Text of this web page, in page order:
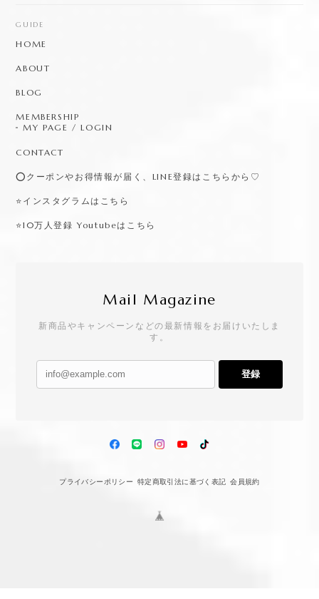
GUIDE
HOME
ABOUT
BLOG
MEMBERSHIP
MY PAGE / LOGIN
CONTACT
⭕️クーポンやお得情報が届く、LINE登録はこちらから♡
⭐️インスタグラムはこちら
⭐️10万人登録 Youtubeはこちら
Mail Magazine
新商品やキャンペーンなどの最新情報をお届けいたしま
す。
登録
プライバシーポリシー 特定商取引法に基づく表記 会員規約